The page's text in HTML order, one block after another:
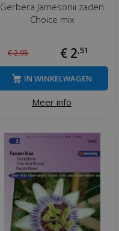
Gerbera Jamesonii zaden
Choice mix
€2,95 € 2,51
Meer info
IN WINKELWAGEN